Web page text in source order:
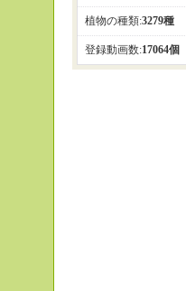
植物の種類:3279種
登録動画数:17064個